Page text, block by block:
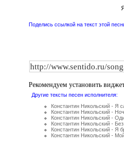
Поделись ссылкой на текст этой
Рекомендуем установить
Другие тексты песен исполнителя:
Константин Никольский - Я
Константин Никольский -
Константин Никольский -
Константин Никольский -
Константин Никольский - Я
Константин Никольский -